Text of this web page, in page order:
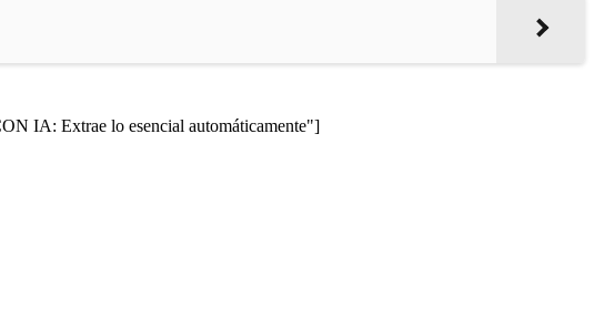
IA: Extrae lo esencial automáticamente"]